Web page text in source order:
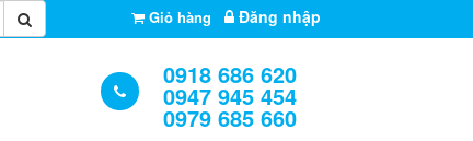
Giỏ hàng Đăng nhập
0918 686 620
0947 945 454
0979 685 660